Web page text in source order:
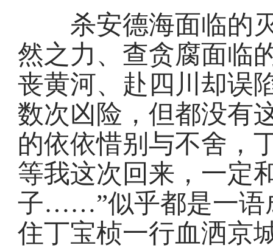
杀安德海面临的灭
然之力、查贪腐面临
丧黄河、赴四川却
数次凶险，但都没有
的依依惜别与不舍，
等我这次回来，一定
子……”似乎都是一语
住丁宝桢一行血洒京